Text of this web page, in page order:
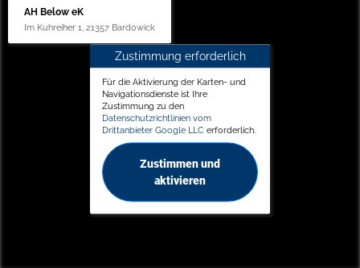
AH Below eK
Im Kuhreiher 1, 21357 Bardowick
Zustimmung erforderlich
Für die Aktivierung der Karten- und
Navigationsdienste ist Ihre
Zustimmung zu den
Datenschutzrichtlinien vom
Drittanbieter Google LLC erforderlich.
Zustimmen und
aktivieren